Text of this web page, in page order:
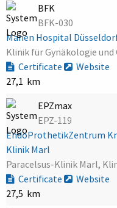
BFK
BFK-030
Marien Hospital
Klinik für Gynäkologie
Certificate
Website
27,1 km
EPZmax
EPZ-119
EndoProthetikZentrum
Klinik Marl
Paracelsus-Klinik Marl,
Certificate
Website
27,5 km